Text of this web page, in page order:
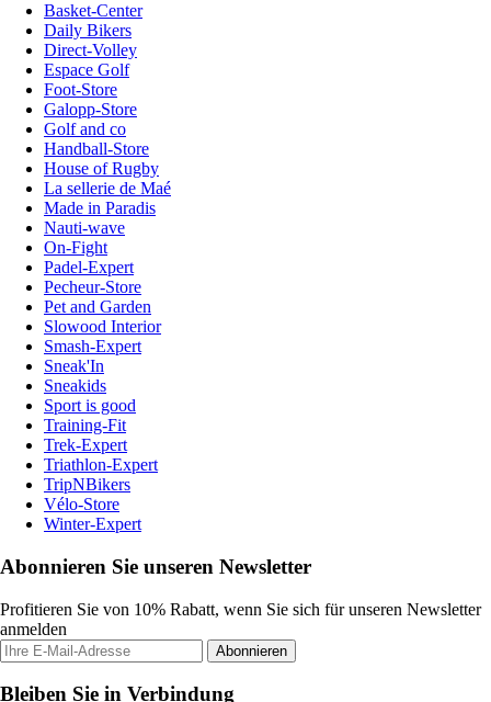
Basket-Center
Daily Bikers
Direct-Volley
Espace Golf
Foot-Store
Galopp-Store
Golf and co
Handball-Store
House of Rugby
La sellerie de Maé
Made in Paradis
Nauti-wave
On-Fight
Padel-Expert
Pecheur-Store
Pet and Garden
Slowood Interior
Smash-Expert
Sneak'In
Sneakids
Sport is good
Training-Fit
Trek-Expert
Triathlon-Expert
TripNBikers
Vélo-Store
Winter-Expert
Abonnieren Sie unseren Newsletter
Profitieren Sie von 10% Rabatt, wenn Sie sich für unseren Newsletter
anmelden
Abonnieren
Bleiben Sie in Verbindung